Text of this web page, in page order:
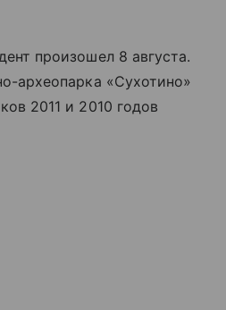
произошел 8 августа.
археопарка «Сухотино»
2011 и 2010 годов